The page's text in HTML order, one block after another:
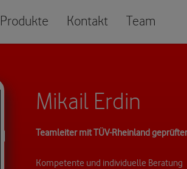
Produkte Kontakt Team
Mikail Erdin
Teamleiter mit TÜV-Rheinland
Kompetente und individuelle Beratung